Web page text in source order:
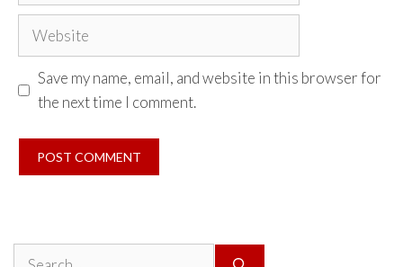
Website
Save my name, email, and website in this browser for
the next time I comment.
Search